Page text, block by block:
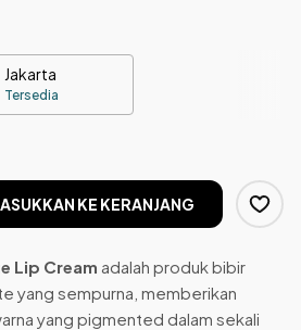
Jakarta
Tersedia
KE KERANJANG
Lip Cream adalah produk bibir
yang sempurna, memberikan
yang pigmented dalam sekali